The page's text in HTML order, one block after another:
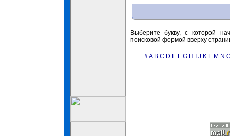
Выберите букву, с которой
поисковой формой вверху
#A B C D E F G H J K L M N